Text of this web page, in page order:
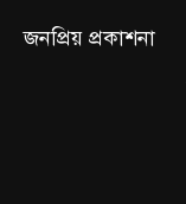
জনপ্রিয় প্রকাশনা